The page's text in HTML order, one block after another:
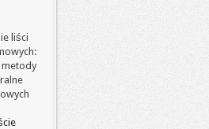
liści
metody